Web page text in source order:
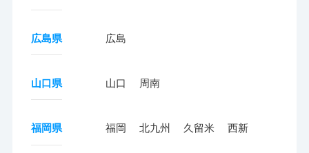
広島県 広島
山口県 山口 周南
福岡県 福岡 北九州 久留米 西新